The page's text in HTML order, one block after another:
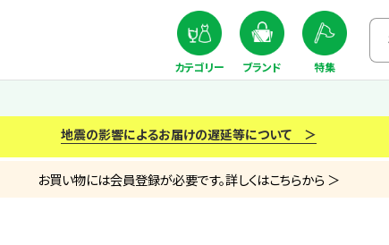
カテゴリー ブランド 特集
地震の影響によるお届けの遅延等について ＞
お買い物には会員登録が必要です。詳しくはこちらから ＞